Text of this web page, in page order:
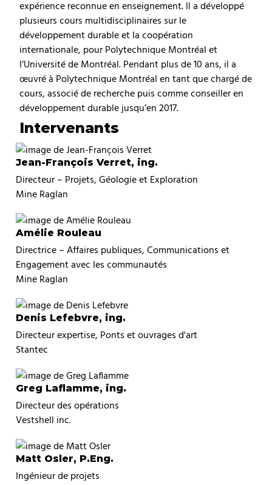
expérience reconnue en enseignement. Il a développé
plusieurs cours multidisciplinaires sur le
développement durable et la coopération
internationale, pour Polytechnique Montréal et
l’Université de Montréal. Pendant plus de 10 ans, il a
œuvré à Polytechnique Montréal en tant que chargé de
cours, associé de recherche puis comme conseiller en
développement durable jusqu’en 2017.
Intervenants
Jean-François Verret, ing.
Directeur – Projets, Géologie et Exploration
Mine Raglan
Amélie Rouleau
Directrice – Affaires publiques, Communications et
Engagement avec les communautés
Mine Raglan
Denis Lefebvre, ing.
Directeur expertise, Ponts et ouvrages d'art
Stantec
Greg Laflamme, ing.
Directeur des opérations
Vestshell inc.
Matt Osler, P.Eng.
Ingénieur de projets